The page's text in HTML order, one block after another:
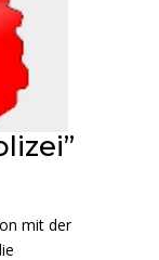
mit der